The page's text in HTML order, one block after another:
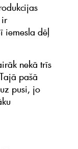
ir
iemesla dēļ
nekā trīs
pašā
pusi, jo